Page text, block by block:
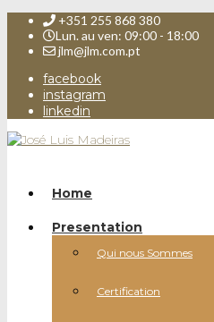
+351 255 868 380
Lun. au ven: 09:00 - 18:00
jlm@jlm.com.pt
facebook
instagram
linkedin
Home
Presentation
Qui nous Sommes
Certification